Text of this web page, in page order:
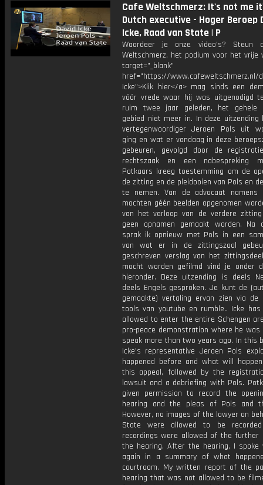
Cafe Weltschmerz: It's not me
Dutch executive - Hoger Beroep
Icke, Raad van State | P
Waardeer je onze video's? Steun
Weltschmerz, het podium voor het vrije
target="_blank"
href="https://www.cafeweltschmerz.nl/
Icke">Klik hier</a> mag sinds een
vóór vrede waar hij was uitgenodigd
ruim twee jaar geleden, het gehele
gebied niet meer in. In deze uitzending
vertegenwoordiger Jeroen Pols uit
ging en wat er vandaag in deze
gebeuren, gevolgd door de
rechtszaak en een nabespreking
Potkaars kreeg toestemming om de
de zitting en de pleidooien van Pols en
te nemen. Van de advocaat
mochten géén beelden opgenomen
van het verloop van de verdere
geen opnamen gemaakt worden. Na
sprak ik opnieuw met Pols in een
van wat er in de zittingszaal
geschreven verslag van het
mocht worden gefilmd vind je onder
hieronder. Deze uitzending is deels
deels Engels gesproken. Je kunt de
gemaakte) vertaling ervan zien via de
tools van youtube en rumble.. Icke
allowed to enter the entire Schengen
pro-peace demonstration where he
speak more than two years ago. In this
Icke's representative Jeroen Pols
happened before and what will
this appeal, followed by the
lawsuit and a debriefing with Pols.
given permission to record the
hearing and the pleas of Pols and
However, no images of the lawyer on
State were allowed to be
recordings were allowed of the further
the hearing. After the hearing, I spoke
again in a summary of what
courtroom. My written report of the
hearing that was not allowed to be